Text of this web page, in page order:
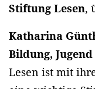
Stiftung Lesen,
Katharina
Bildung,
Lesen ist mit